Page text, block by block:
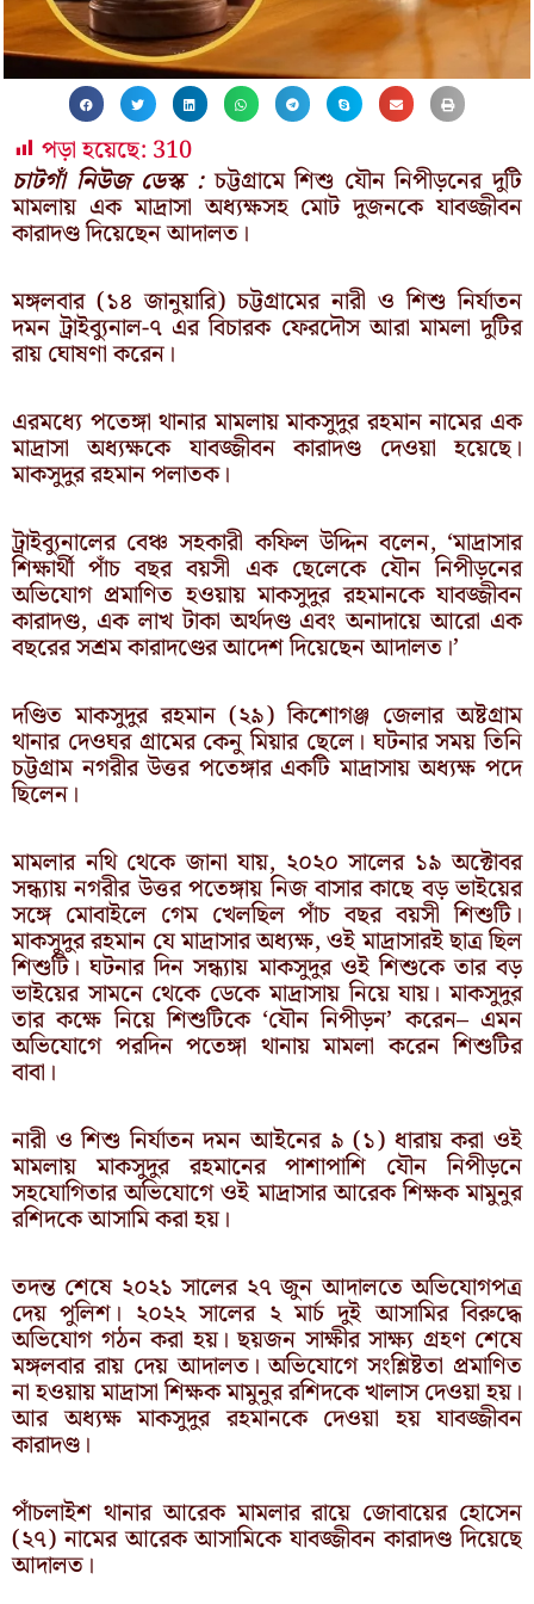
পড়া হয়েছে: 310
চাটগাঁ নিউজ ডেস্ক :চট্টগ্রামে শিশু যৌন নিপীড়নের দুটি
মামলায় এক মাদ্রাসা অধ্যক্ষসহ মোট দুজনকে যাবজ্জীবন
কারাদণ্ড দিয়েছেন আদালত।
মঙ্গলবার (১৪ জানুয়ারি) চট্টগ্রামের নারী ও শিশু নির্যাতন
দমন ট্রাইব্যুনাল-৭ এর বিচারক ফেরদৌস আরা মামলা দুটির
রায় ঘোষণা করেন।
এরমধ্যে পতেঙ্গা থানার মামলায় মাকসুদুর রহমান নামের এক
মাদ্রাসা অধ্যক্ষকে যাবজ্জীবন কারাদণ্ড দেওয়া হয়েছে।
মাকসুদুর রহমান পলাতক।
ট্রাইব্যুনালের বেঞ্চ সহকারী কফিল উদ্দিন বলেন, ‘মাদ্রাসার
শিক্ষার্থী পাঁচ বছর বয়সী এক ছেলেকে যৌন নিপীড়নের
অভিযোগ প্রমাণিত হওয়ায় মাকসুদুর রহমানকে যাবজ্জীবন
কারাদণ্ড, এক লাখ টাকা অর্থদণ্ড এবং অনাদায়ে আরো এক
বছরের সশ্রম কারাদণ্ডের আদেশ দিয়েছেন আদালত।’
দণ্ডিত মাকসুদুর রহমান (২৯) কিশোগঞ্জ জেলার অষ্টগ্রাম
থানার দেওঘর গ্রামের কেনু মিয়ার ছেলে। ঘটনার সময় তিনি
চট্টগ্রাম নগরীর উত্তর পতেঙ্গার একটি মাদ্রাসায় অধ্যক্ষ পদে
ছিলেন।
মামলার নথি থেকে জানা যায়, ২০২০ সালের ১৯ অক্টোবর
সন্ধ্যায় নগরীর উত্তর পতেঙ্গায় নিজ বাসার কাছে বড় ভাইয়ের
সঙ্গে মোবাইলে গেম খেলছিল পাঁচ বছর বয়সী শিশুটি।
মাকসুদুর রহমান যে মাদ্রাসার অধ্যক্ষ, ওই মাদ্রাসারই ছাত্র ছিল
শিশুটি। ঘটনার দিন সন্ধ্যায় মাকসুদুর ওই শিশুকে তার বড়
ভাইয়ের সামনে থেকে ডেকে মাদ্রাসায় নিয়ে যায়। মাকসুদুর
তার কক্ষে নিয়ে শিশুটিকে ‘যৌন নিপীড়ন’ করেন– এমন
অভিযোগে পরদিন পতেঙ্গা থানায় মামলা করেন শিশুটির
বাবা।
নারী ও শিশু নির্যাতন দমন আইনের ৯ (১) ধারায় করা ওই
মামলায় মাকসুদুর রহমানের পাশাপাশি যৌন নিপীড়নে
সহযোগিতার অভিযোগে ওই মাদ্রাসার আরেক শিক্ষক মামুনুর
রশিদকে আসামি করা হয়।
তদন্ত শেষে ২০২১ সালের ২৭ জুন আদালতে অভিযোগপত্র
দেয় পুলিশ। ২০২২ সালের ২ মার্চ দুই আসামির বিরুদ্ধে
অভিযোগ গঠন করা হয়। ছয়জন সাক্ষীর সাক্ষ্য গ্রহণ শেষে
মঙ্গলবার রায় দেয় আদালত। অভিযোগে সংশ্লিষ্টতা প্রমাণিত
না হওয়ায় মাদ্রাসা শিক্ষক মামুনুর রশিদকে খালাস দেওয়া হয়।
আর অধ্যক্ষ মাকসুদুর রহমানকে দেওয়া হয় যাবজ্জীবন
কারাদণ্ড।
পাঁচলাইশ থানার আরেক মামলার রায়ে জোবায়ের হোসেন
(২৭) নামের আরেক আসামিকে যাবজ্জীবন কারাদণ্ড দিয়েছে
আদালত।